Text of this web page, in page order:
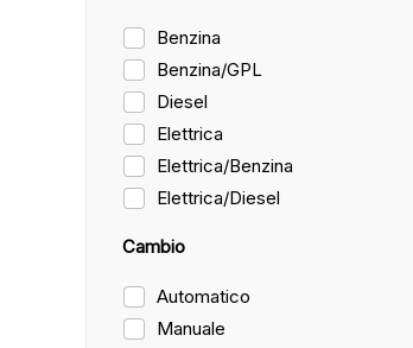
Benzina
Benzina/GPL
Diesel
Elettrica
Elettrica/Benzina
Elettrica/Diesel
Cambio
Automatico
Manuale